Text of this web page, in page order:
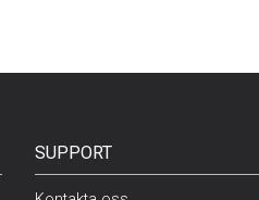
SUPPORT